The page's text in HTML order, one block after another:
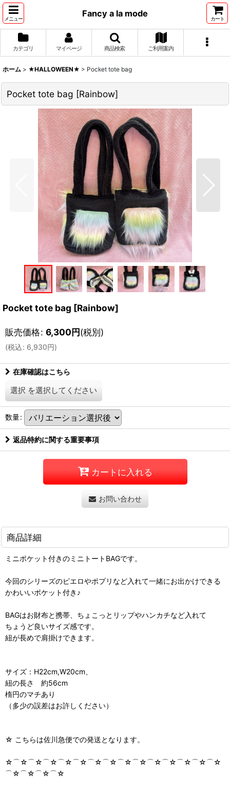
メニュー
Fancy a la mode
カート
カテゴリ マイページ 商品検索 ご利用案内
ホーム > ★HALLOWEEN★ > Pocket tote bag
Pocket tote bag [Rainbow]
Pocket tote bag [Rainbow]
販売価格: 6,300円(税別)
(税込: 6,930円)
在庫確認はこちら
選択 を選択してください
数量:
返品特約に関する重要事項
カートに入れる
お問い合わせ
商品詳細
ミニポケット付きのミニトートBAGです。
今回のシリーズのピエロやポプリなど入れて一緒にお出かけできる
かわいいポケット付き♪
BAGはお財布と携帯、ちょこっとリップやハンカチなど入れて
ちょうど良いサイズ感です。
紐が長めで肩掛けできます。
サイズ：H22cm,W20cm、
紐の長さ 約56cm
楕円のマチあり
（多少の誤差はお許しください）
☆ こちらは佐川急便での発送となります。
☆⌒☆⌒☆⌒☆⌒☆⌒☆⌒☆⌒☆⌒☆⌒☆⌒☆⌒☆⌒☆⌒☆⌒☆
⌒☆⌒☆⌒☆⌒☆